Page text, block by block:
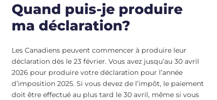
Quand puis-je produire
ma déclaration?
Les Canadiens peuvent commencer à produire leur
déclaration dès le 23 février. Vous avez jusqu’au 30 avril
2026 pour produire votre déclaration pour l’année
d’imposition 2025. Si vous devez de l’impôt, le paiement
doit être effectué au plus tard le 30 avril, même si vous